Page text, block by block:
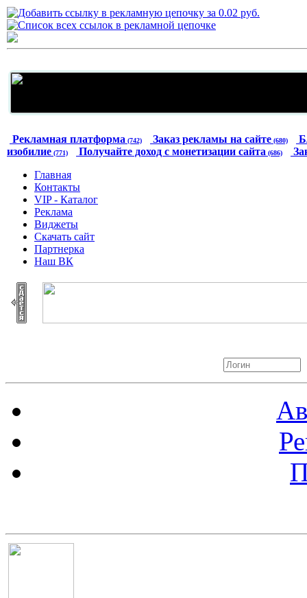
Рекламная платформа (742) Заказ рекламы на сайте (680)
изобилие (771) Получайте доход с монетизации сайта (686)
Главная
Контакты
VIP - Каталог
Реклама
Виджеты
Скачать сайт
Партнерка
Наш ВК